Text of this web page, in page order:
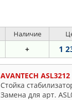
Наличие
+ 1
AVANTECH ASL3212
Стойка
Замена для арт.